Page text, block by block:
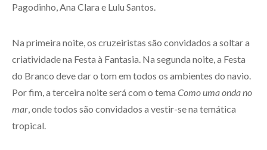
Pagodinho, Ana Clara e Lulu Santos.
Na primeira noite, os cruzeiristas são convidados a soltar a
criatividade na Festa à Fantasia. Na segunda noite, a Festa
do Branco deve dar o tom em todos os ambientes do navio.
Por fim, a terceira noite será com o tema Como uma onda no
mar , onde todos são convidados a vestir-se na temática
tropical.